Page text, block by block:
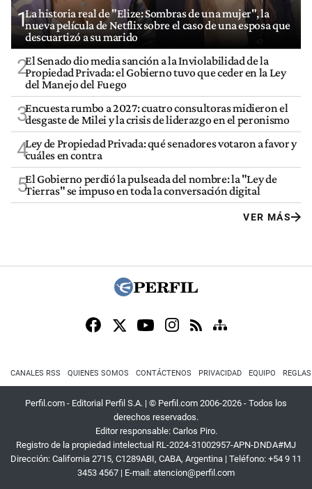
1La historia real de "Elize: Sombras de una mujer", la
nueva película de Netflix sobre el caso de una esposa que
descuartizó a su marido
2El Senado dio media sanción a la Inviolabilidad de la
Propiedad Privada: el Gobierno tuvo que ceder en la Ley
del Manejo del Fuego
3Encuesta rumbo a 2027: cuatro consultoras midieron el
desgaste de Milei y la crisis de liderazgo en el peronismo
4Ley de Propiedad Privada: qué senadores votaron a favor y
cuáles en contra
5El Gobierno perdió la pulseada del nombre: la "Ley de
Tierras" se impuso en toda la conversación digital
VER MÁS
CANALES RSS QUIENES SOMOS CONTÁCTENOS PRIVACIDAD EQUIPO
Perfil.com - Editorial Perfil S.A. | © Perfil.com 2006-2026 - Todos los
derechos reservados.
Editor responsable: Carlos Piro.
Registro de la propiedad intelectual RL-2024-31002957-APN-DNDA#MJ
Dirección: California 2715, C1289ABI, CABA, Argentina | Teléfono: +54 9 11
3453 4567 | E-mail: atencion@perfil.com